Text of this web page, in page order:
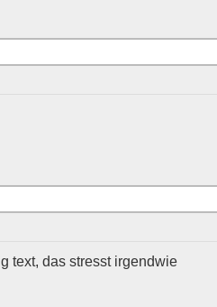
text, das stresst irgendwie